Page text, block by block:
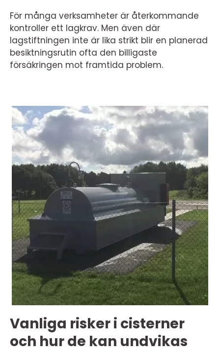
För många verksamheter är återkommande
kontroller ett lagkrav. Men även där
lagstiftningen inte är lika strikt blir en planerad
besiktningsrutin ofta den billigaste
försäkringen mot framtida problem.
Vanliga risker i cisterner
och hur de kan undvikas